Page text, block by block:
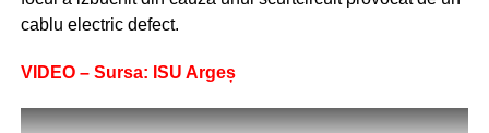
cablu electric defect.
VIDEO – Sursa: ISU Argeș